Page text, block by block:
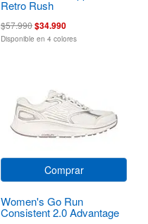
Retro Rush
$57.990$34.990
Disponible en 4 colores
Comprar
Women's Go Run
Consistent 2.0 Advantage